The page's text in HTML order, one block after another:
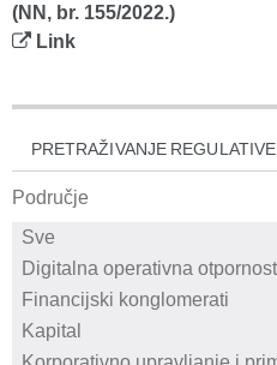
(NN, br. 155/2022.)
Link
PRETRAŽIVANJE REGULATIVE
Područje